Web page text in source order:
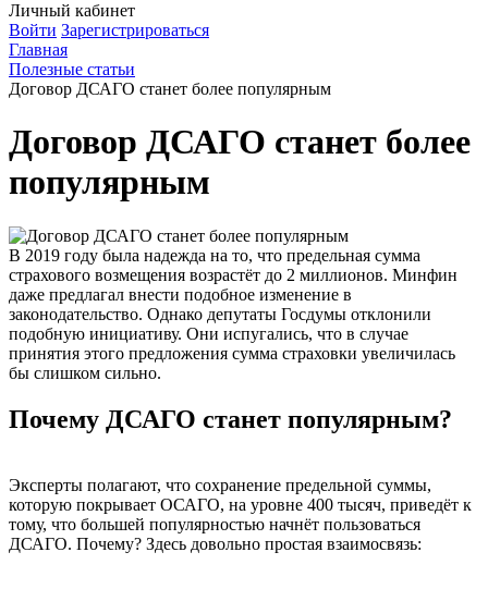
Личный кабинет
Войти Зарегистрироваться
Главная
Полезные статьи
Договор ДСАГО станет более популярным
Договор ДСАГО станет более
популярным
В 2019 году была надежда на то, что предельная сумма
страхового возмещения возрастёт до 2 миллионов. Минфин
даже предлагал внести подобное изменение в
законодательство. Однако депутаты Госдумы отклонили
подобную инициативу. Они испугались, что в случае
принятия этого предложения сумма страховки увеличилась
бы слишком сильно.
Почему ДСАГО станет популярным?
Эксперты полагают, что сохранение предельной суммы,
которую покрывает ОСАГО, на уровне 400 тысяч, приведёт к
тому, что большей популярностью начнёт пользоваться
ДСАГО. Почему? Здесь довольно простая взаимосвязь: